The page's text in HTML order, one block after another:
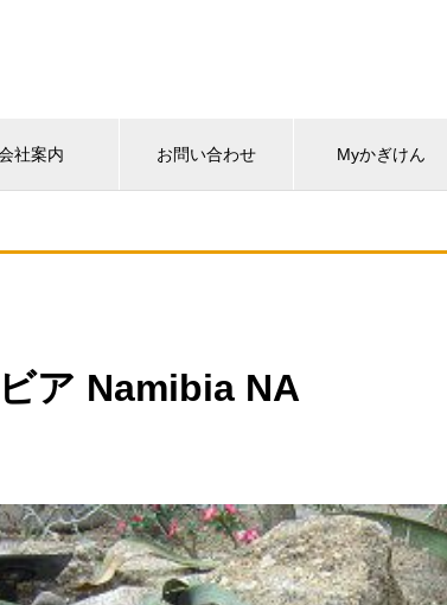
社案内 お問い合わせ Myかぎけん
ア Namibia NA